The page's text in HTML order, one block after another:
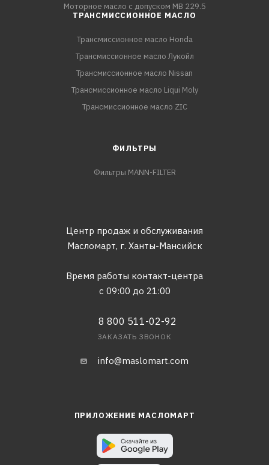
Моторное масло с допуском MB 229.5
ТРАНСМИССИОННОЕ МАСЛО
Трансмиссионное масло Honda
Трансмиссионное масло Лукойл
Трансмиссионное масло Nissan
Трансмиссионное масло Liqui Moly
Трансмиссионное масло ZIC
ФИЛЬТРЫ
Фильтры MANN-FILTER
Центр продаж и обслуживания
Масломарт, г. Ханты-Мансийск
Время работы контакт-центра
с 09:00 до 21:00
8 800 511-02-92
ЗАКАЗАТЬ ЗВОНОК
info@maslomart.com
ПРИЛОЖЕНИЕ МАСЛОМАРТ